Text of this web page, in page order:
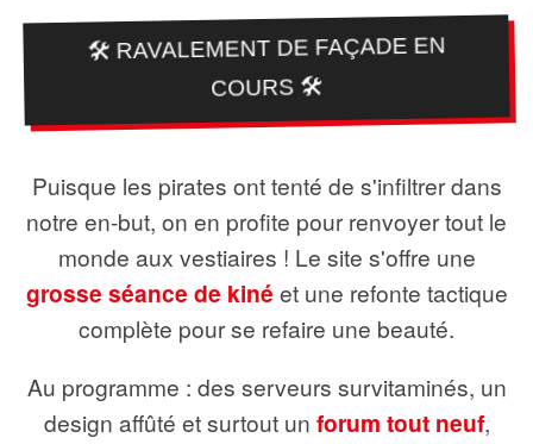
🛠️ RAVALEMENT DE FAÇADE EN
COURS 🛠️
Puisque les pirates ont tenté de s'infiltrer dans
notre en-but, on en profite pour renvoyer tout le
monde aux vestiaires ! Le site s'offre une
grosse séance de kiné et une refonte tactique
complète pour se refaire une beauté.
Au programme : des serveurs survitaminés, un
design affûté et surtout un forum tout neuf,